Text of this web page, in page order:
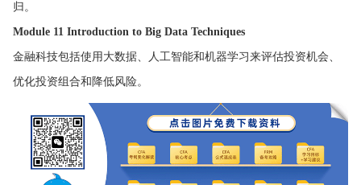
归。
Module 11 Introduction to Big Data Techniques
金融科技包括使用大数据、人工智能和机器学习来评估投资机会、
优化投资组合和降低风险。